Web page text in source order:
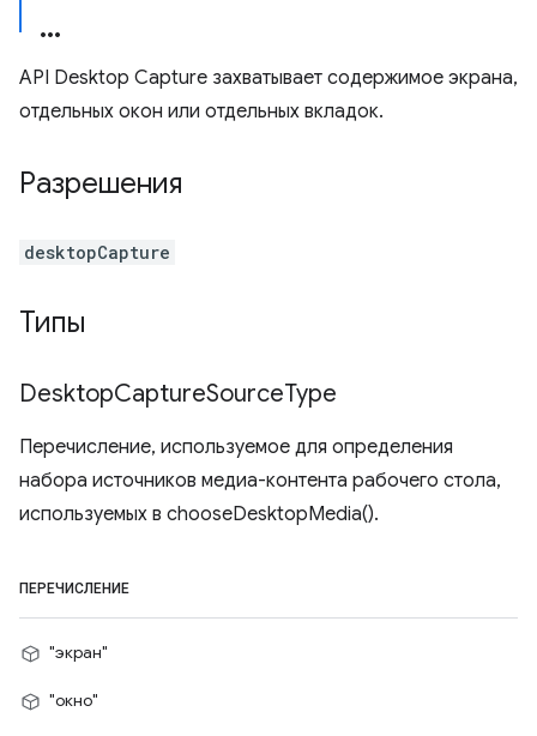
API Desktop Capture захватывает содержимое экрана,
отдельных окон или отдельных вкладок.
Разрешения
desktopCapture
Типы
DesktopCaptureSourceType
Перечисление, используемое для определения
набора источников медиа-контента рабочего стола,
используемых в chooseDesktopMedia().
ПЕРЕЧИСЛЕНИЕ
"экран"
"окно"